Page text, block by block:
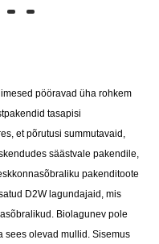
pööravad üha rohkem
tasapisi
et põrutusi summutavaid,
säästvale pakendile,
pakenditoote
D2W lagundajaid, mis
Biolagunev pole
sees olevad mullid. Sisemus